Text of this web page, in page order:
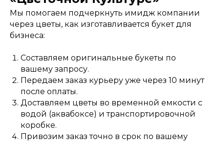
Мы помогаем подчеркнуть имидж компании
через цветы, как изготавливается букет для
бизнеса:
Составляем оригинальные букеты по
вашему запросу.
Передаем заказ курьеру уже через 10 минут
после оплаты.
Доставляем цветы во временной емкости с
водой (аквабоксе) и транспортировочной
коробке.
Привозим заказ точно в срок по вашему